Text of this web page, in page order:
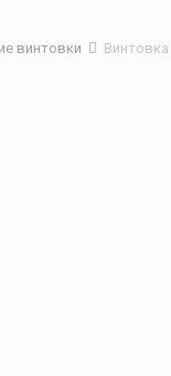
винтовки